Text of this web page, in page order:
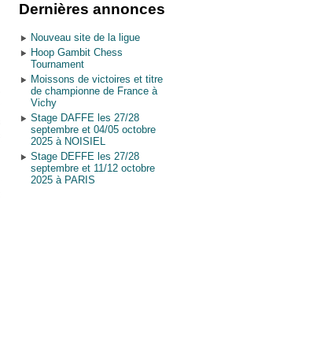
Dernières annonces
Nouveau site de la ligue
Hoop Gambit Chess
Tournament
Moissons de victoires et titre
de championne de France à
Vichy
Stage DAFFE les 27/28
septembre et 04/05 octobre
2025 à NOISIEL
Stage DEFFE les 27/28
septembre et 11/12 octobre
2025 à PARIS